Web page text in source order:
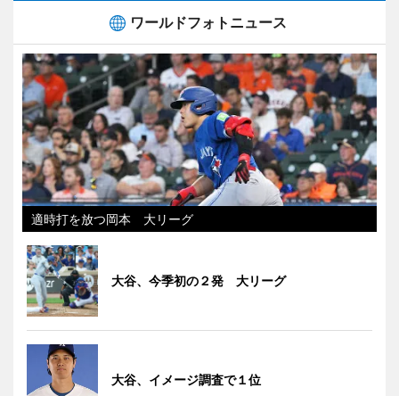
ワールドフォトニュース
適時打を放つ岡本 大リーグ
大谷、今季初の２発 大リーグ
大谷、イメージ調査で１位